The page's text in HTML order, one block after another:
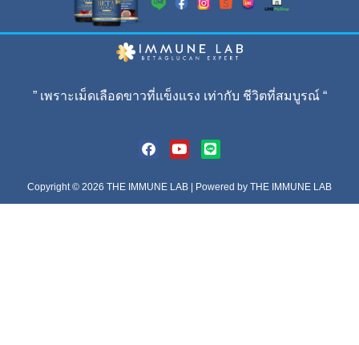
” เพราะเม็ดเลือดขาวที่แข็งแรง เท่ากับ ชีวิตที่สมบูรณ์ “
Copyright © 2026 THE IMMUNE LAB | Powered by THE IMMUNE LAB